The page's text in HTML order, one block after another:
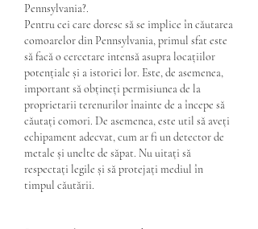
Pennsylvania?.
Pentru cei care doresc să se implice în căutarea
comoarelor din Pennsylvania, primul sfat este
să facă o cercetare intensă asupra locațiilor
potențiale și a istoriei lor. Este, de asemenea,
important să obțineți permisiunea de la
proprietarii terenurilor înainte de a începe să
căutați comori. De asemenea, este util să aveți
echipament adecvat, cum ar fi un detector de
metale și unelte de săpat. Nu uitați să
respectați legile și să protejați mediul în
timpul căutării.